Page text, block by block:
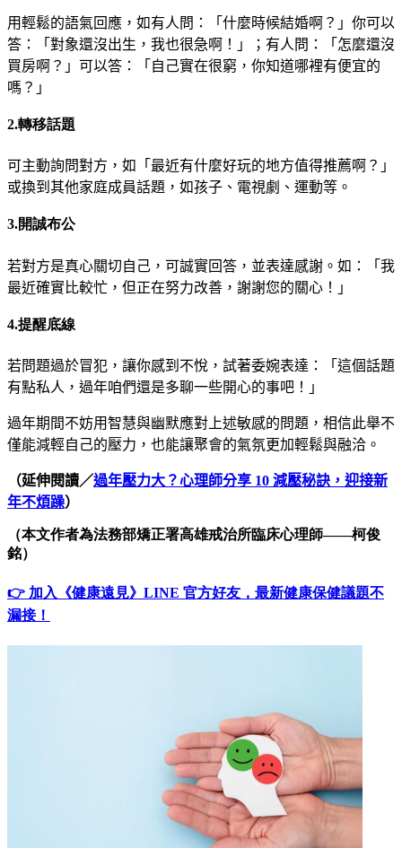
用輕鬆的語氣回應，如有人問：「什麼時候結婚啊？」 你可以
答：「對象還沒出生，我也很急啊！」
； 有人問：「怎麼還沒
買房啊？」可以答：「自己實在很窮 ， 你知道哪裡有便宜的
嗎？」
2.轉移話題
可主動詢問對方，如「最近有什麼好玩的地方值得推薦啊？」
或換到其他家庭成員話題，如孩子、電視劇、運動等。
3.開誠布公
若對方是真心關切自己，可誠實回答，並表達感謝。 如：「我
最近確實比較忙，但正在努力改善，謝謝您的關心！」
4.提醒底線
若問題過於冒犯， 讓你感到不悅， 試著委婉表達：「這個話題
有點私人，過年咱們還是多聊一些開心的事吧！」
過年期間不妨用智慧與幽默應對上述敏感的問題，相信此舉不
僅能減輕自己的壓力，也能讓聚會的氣氛更加輕鬆與融洽。
（延伸閱讀／過年壓力大？心理師分享 10 減壓秘訣，迎接新
年不煩躁）
（本文作者為法務部矯正署高雄戒治所臨床心理師——柯俊
銘）
👉 加入《健康遠見》LINE 官方好友，最新健康保健議題不
漏接！